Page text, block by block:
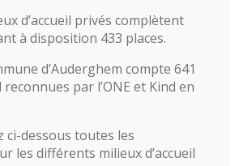
d’accueil privés complètent
à disposition 433 places.
d’Auderghem compte 641
reconnues par l’ONE et Kind en
ci-dessous toutes les
les différents milieux d’accueil